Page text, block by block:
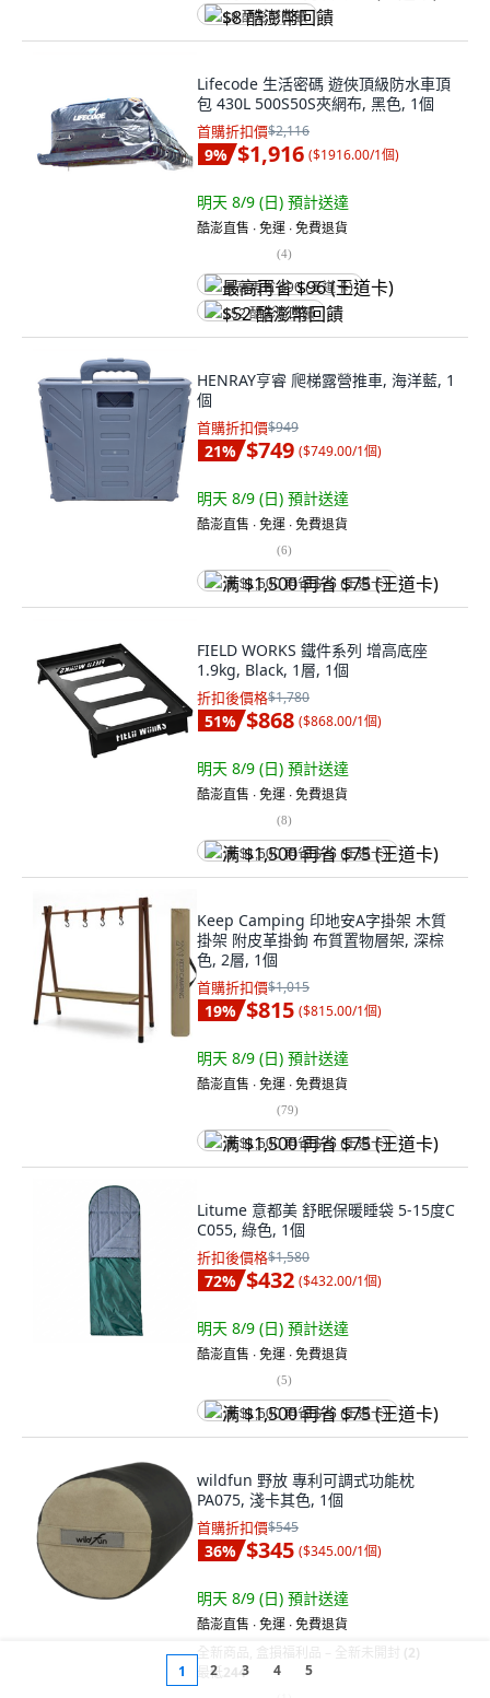
$8 酷澎幣回饋
Lifecode 生活密碼 遊俠頂級防水車頂
包 430L 500S50S夾網布, 黑色, 1個
首購折扣價$2,116
9% $1,916 ($1916.00/1個)
明天 8/9 (日) 預計送達
酷澎直售 ∙ 免運 ∙ 免費退貨
(4)
最高再省 $96 (王道卡)
$52 酷澎幣回饋
HENRAY亨睿 爬梯露營推車, 海洋藍, 1
個
首購折扣價$949
21% $749 ($749.00/1個)
明天 8/9 (日) 預計送達
酷澎直售 ∙ 免運 ∙ 免費退貨
(6)
满 $1,500 再省 $75 (王道卡)
FIELD WORKS 鐵件系列 增高底座
1.9kg, Black, 1層, 1個
折扣後價格$1,780
51% $868 ($868.00/1個)
明天 8/9 (日) 預計送達
酷澎直售 ∙ 免運 ∙ 免費退貨
(8)
满 $1,500 再省 $75 (王道卡)
Keep Camping 印地安A字掛架 木質
掛架 附皮革掛鉤 布質置物層架, 深棕
色, 2層, 1個
首購折扣價$1,015
19% $815 ($815.00/1個)
明天 8/9 (日) 預計送達
酷澎直售 ∙ 免運 ∙ 免費退貨
(79)
满 $1,500 再省 $75 (王道卡)
Litume 意都美 舒眠保暖睡袋 5-15度C
C055, 綠色, 1個
折扣後價格$1,580
72% $432 ($432.00/1個)
明天 8/9 (日) 預計送達
酷澎直售 ∙ 免運 ∙ 免費退貨
(5)
满 $1,500 再省 $75 (王道卡)
wildfun 野放 專利可調式功能枕
PA075, 淺卡其色, 1個
首購折扣價$545
36% $345 ($345.00/1個)
明天 8/9 (日) 預計送達
酷澎直售 ∙ 免運 ∙ 免費退貨
全新商品
盒損福利品 – 全新未開封
(2)
最低 244
1 2 3 4 5